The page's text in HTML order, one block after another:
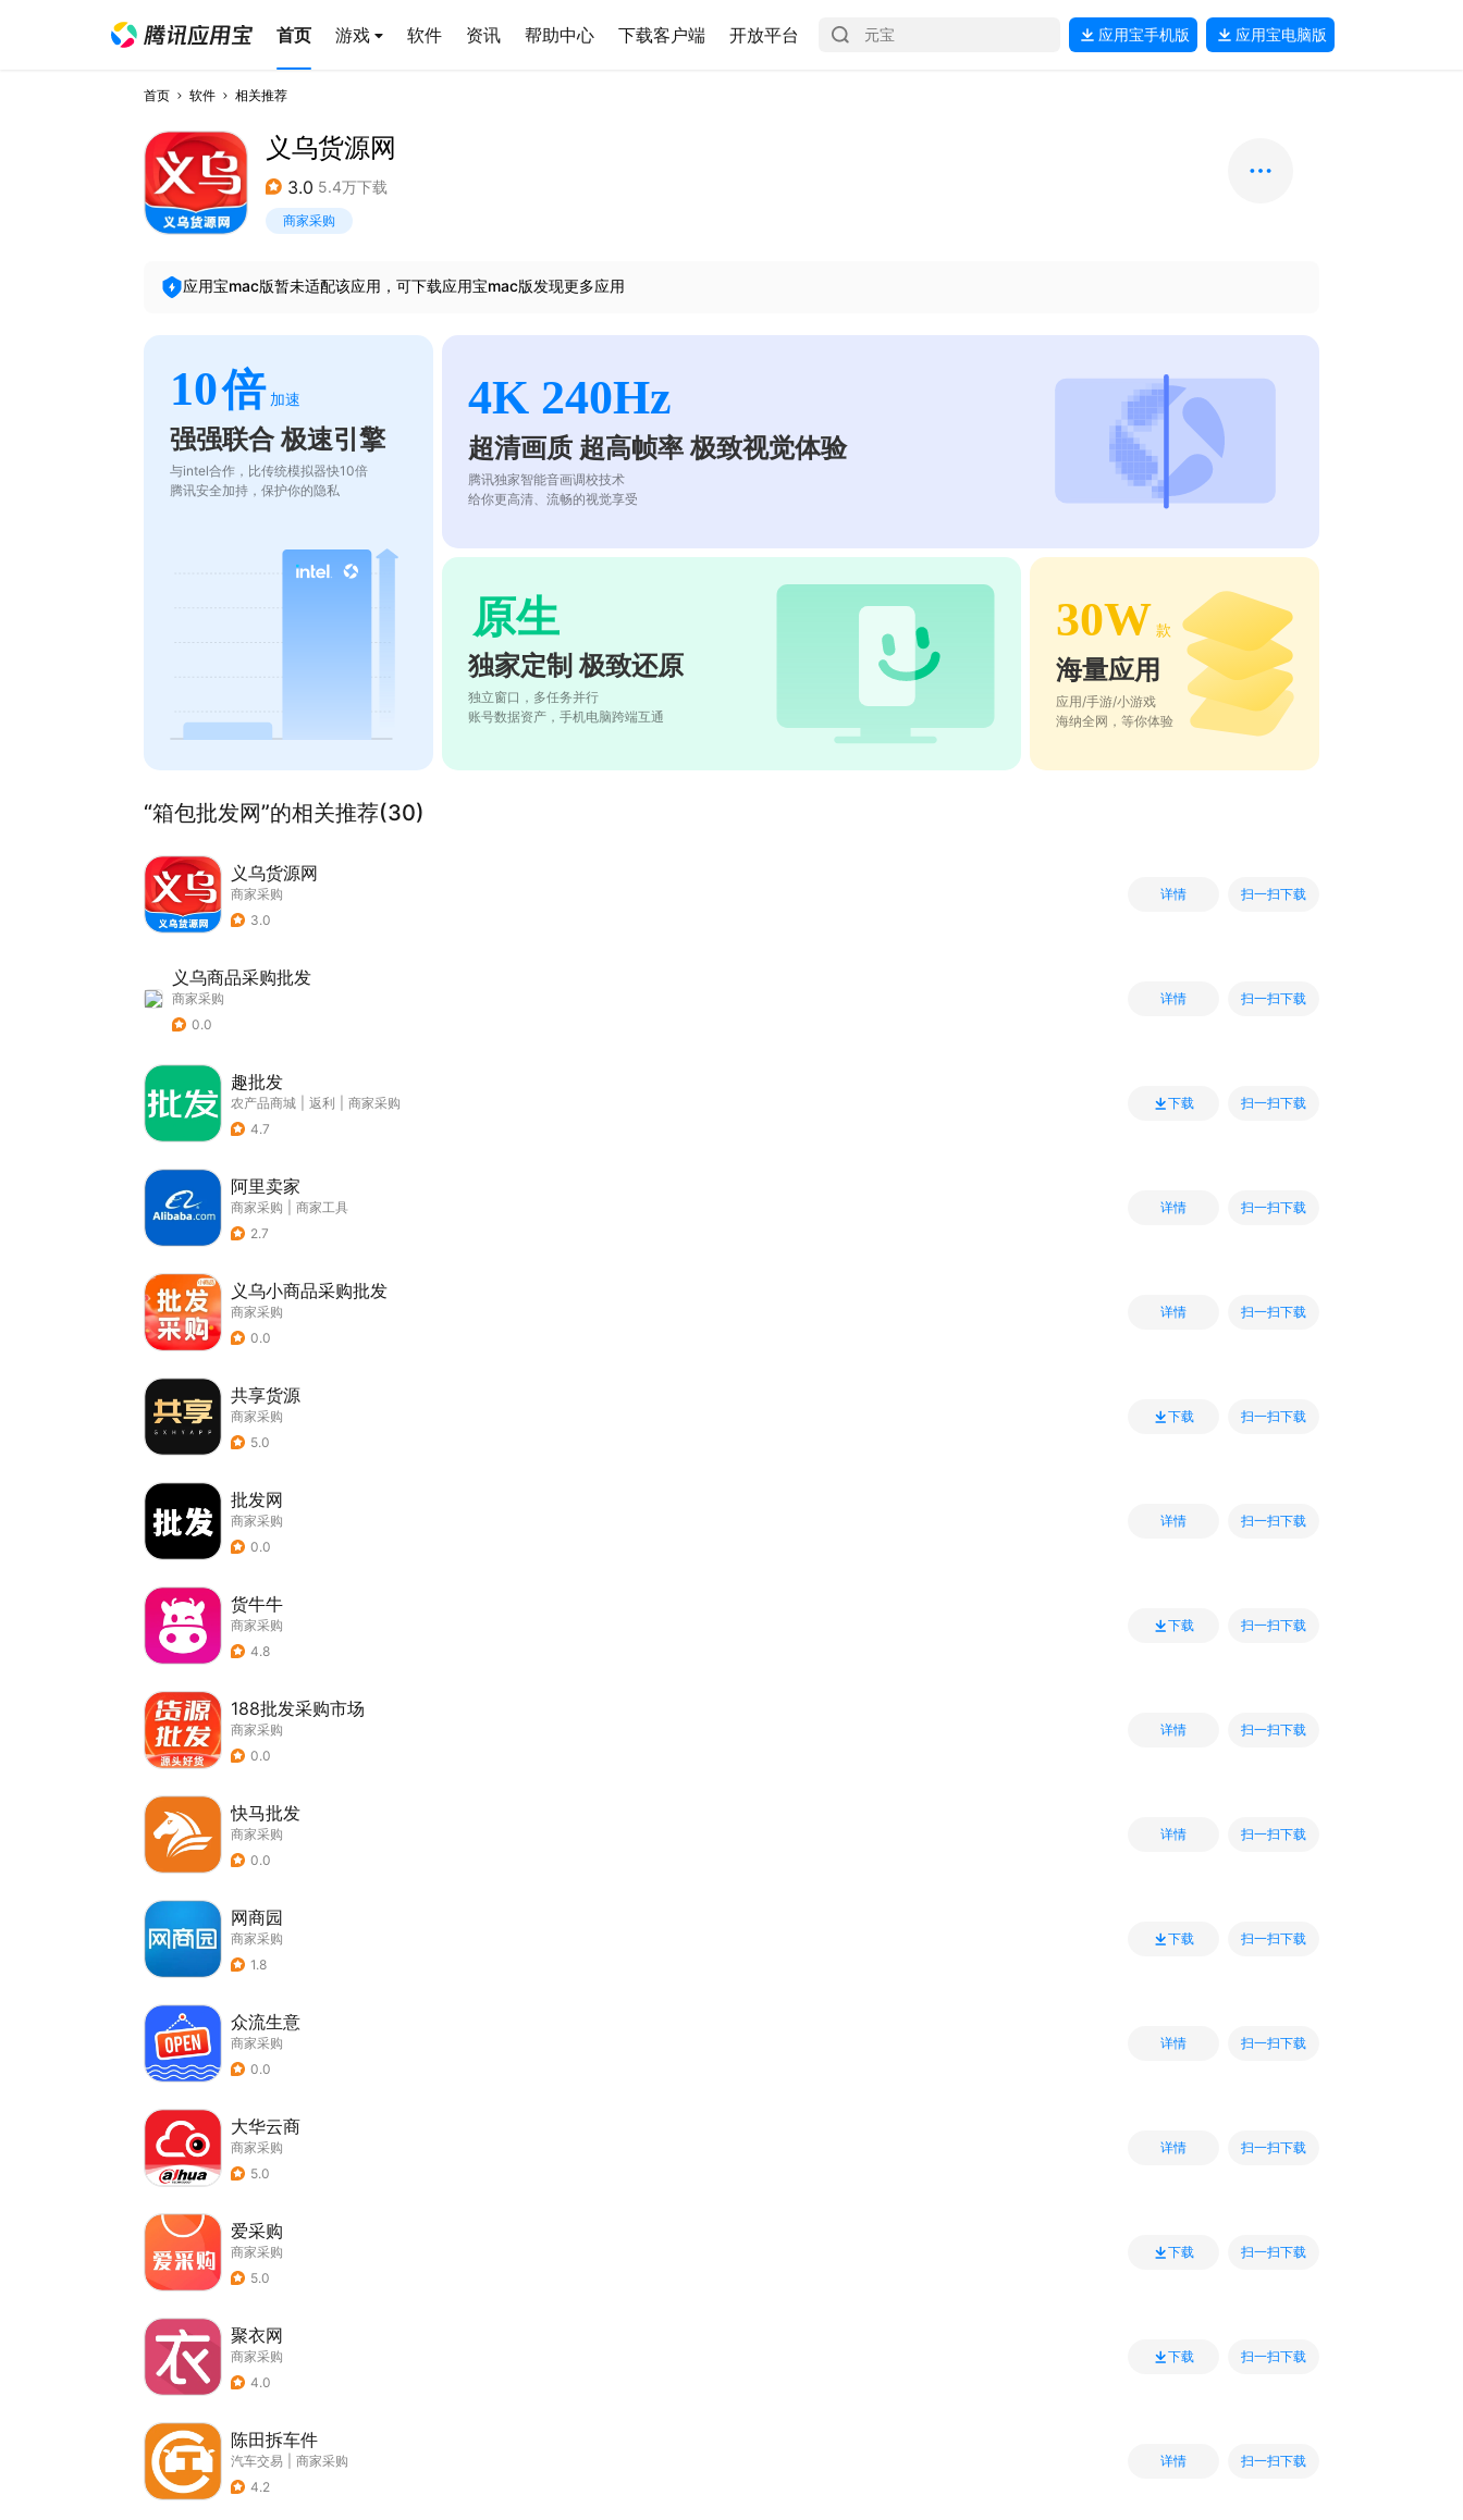
首页 游戏 软件 资讯 帮助中心 下载客户端 开放平台 应用宝手机版 应用宝电脑版
首页 软件 相关推荐
义乌货源网
3.0 5.4万下载
商家采购
应用宝mac版暂未适配该应用，可下载应用宝mac版发现更多应用
10倍 加速
强强联合 极速引擎
与intel合作，比传统模拟器快10倍
腾讯安全加持，保护你的隐私
4K 240Hz
超清画质 超高帧率 极致视觉体验
腾讯独家智能音画调校技术
给你更高清、流畅的视觉享受
原生
独家定制 极致还原
独立窗口，多任务并行
账号数据资产，手机电脑跨端互通
30W 款
海量应用
应用/手游/小游戏
海纳全网，等你体验
“箱包批发网”的相关推荐(30)
义乌货源网
商家采购
3.0
详情 扫一扫下载
义乌商品采购批发
商家采购
0.0
详情 扫一扫下载
趣批发
农产品商城 返利
商家采购
4.7
下载 扫一扫下载
阿里卖家
商家采购
商家工具
2.7
详情 扫一扫下载
义乌小商品采购批发
商家采购
0.0
详情 扫一扫下载
共享货源
商家采购
5.0
下载 扫一扫下载
批发网
商家采购
0.0
详情 扫一扫下载
货牛牛
商家采购
4.8
下载 扫一扫下载
188批发采购市场
商家采购
0.0
详情 扫一扫下载
快马批发
商家采购
0.0
详情 扫一扫下载
网商园
商家采购
1.8
下载 扫一扫下载
众流生意
商家采购
0.0
详情 扫一扫下载
大华云商
商家采购
5.0
详情 扫一扫下载
爱采购
商家采购
5.0
下载 扫一扫下载
聚衣网
商家采购
4.0
下载 扫一扫下载
陈田拆车件
汽车交易
商家采购
4.2
详情 扫一扫下载